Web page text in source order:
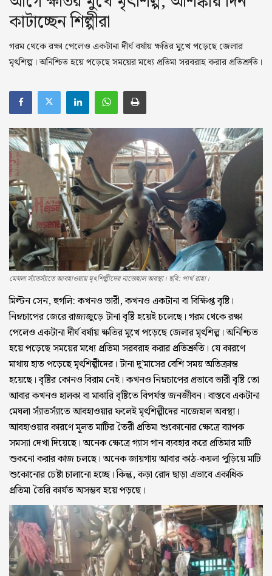
পুজোয় সুস্থ থাকুন
পুজোর রোড ম্যাপ
আসল দুর্গা
গ্যালারি
কাটাচ্ছেন শিল্পীরা
গরম থেকে রক্ষা পেলেও একটানা দীর্ঘ বর্ষায় ক্ষতির মুখে পড়েছে জেলার
মৃৎশিল্প। অনিশ্চিত হয়ে পড়েছে সময়ের মধ্যে প্রতিমা সরবরাহ করার প্রতিশ্রুতি।
মেঘলা স্যাঁতস্যাঁতে আবহাওয়ায় মৃৎশিল্পীদের নাজেহাল অবস্থা। ছবি: পার্থ রাহা।
মিল্টন সেন, হুগলি: কখনও ভারী, কখনও একটানা বা বিক্ষিপ্ত বৃষ্টি।
নিম্নচাপের জেরে রাজ্যজুড়ে টানা বৃষ্টি হয়েই চলেছে। গরম থেকে রক্ষা
পেলেও একটানা দীর্ঘ বর্ষায় ক্ষতির মুখে পড়েছে জেলার মৃৎশিল্প। অনিশ্চিত
হয়ে পড়েছে সময়ের মধ্যে প্রতিমা সরবরাহ করার প্রতিশ্রুতি। যে কারণে
মাথায় হাত পড়েছে মৃৎশিল্পীদের। টানা দু’মাসের বেশি সময় অতিক্রান্ত
হয়েছে। বৃষ্টির কোনও বিরাম নেই। কখনও নিম্নচাপের প্রভাবে ভারী বৃষ্টি তো
আবার কখনও হালকা বা মাঝারি বৃষ্টিতে বিপর্যস্ত জনজীবন। বাস্তবে একটানা
মেঘলা স্যাঁতস্যাঁতে আবহাওয়ার ফলেই মৃৎশিল্পীদের নাজেহাল অবস্থা।
আবহাওয়ার কারণে মূলত মাটির তৈরী প্রতিমা শুকোনোর ক্ষেত্রে ব্যাপক
সমস্যা দেখা দিয়েছে। অনেক ক্ষেত্রে গ্যাস গান ব্যবহার করে প্রতিমার মাটি
শুকনো করার কাজ চলছে। অনেক জায়গায় আবার কাঠ-কয়লা পুড়িয়ে মাটি
শুকোনোর চেষ্টা চালানো হচ্ছে। কিন্তু, কড়া রোদ ছাড়া এভাবে একাধিক
প্রতিমা তৈরি কার্যত অসম্ভব হয়ে পড়ছে।